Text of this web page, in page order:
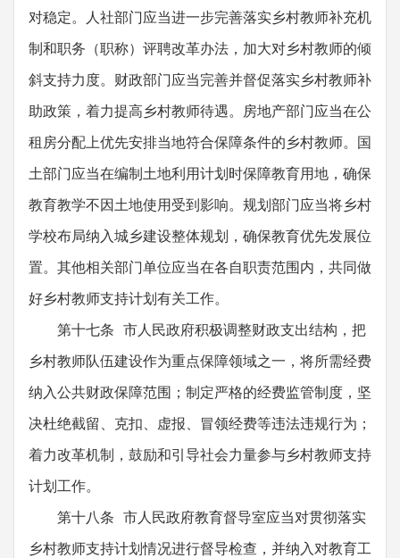
对稳定。人社部门应当进一步完善落实乡村教师补充机
制和职务（职称）评聘改革办法，加大对乡村教师的倾
斜支持力度。财政部门应当完善并督促落实乡村教师补
助政策，着力提高乡村教师待遇。房地产部门应当在公
租房分配上优先安排当地符合保障条件的乡村教师。国
土部门应当在编制土地利用计划时保障教育用地，确保
教育教学不因土地使用受到影响。规划部门应当将乡村
学校布局纳入城乡建设整体规划，确保教育优先发展位
置。其他相关部门单位应当在各自职责范围内，共同做
好乡村教师支持计划有关工作。
第十七条 市人民政府积极调整财政支出结构，把
乡村教师队伍建设作为重点保障领域之一，将所需经费
纳入公共财政保障范围；制定严格的经费监管制度，坚
决杜绝截留、克扣、虚报、冒领经费等违法违规行为；
着力改革机制，鼓励和引导社会力量参与乡村教师支持
计划工作。
第十八条 市人民政府教育督导室应当对贯彻落实
乡村教师支持计划情况进行督导检查，并纳入对教育工